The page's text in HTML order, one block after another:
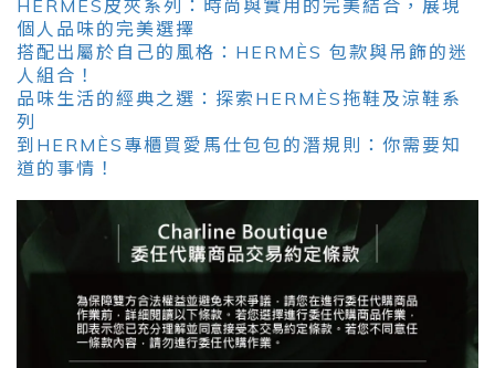
HERMÈS皮夾系列：時尚與實用的完美結合，展現
個人品味的完美選擇
搭配出屬於自己的風格：HERMÈS 包款與吊飾的迷
人組合！
品味生活的經典之選：探索HERMÈS拖鞋及涼鞋系
列
到HERMÈS專櫃買愛馬仕包包的潛規則：你需要知
道的事情！